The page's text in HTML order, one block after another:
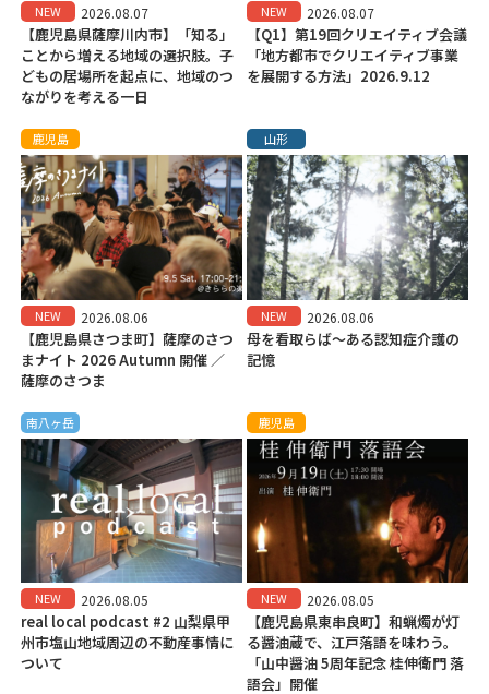
NEW 2026.08.07
【鹿児島県薩摩川内市】「知る」
ことから増える地域の選択肢。子
どもの居場所を起点に、地域のつ
ながりを考える一日
NEW 2026.08.07
【Q1】第19回クリエイティブ会議
「地方都市でクリエイティブ事業
を展開する方法」2026.9.12
鹿児島
NEW 2026.08.06
【鹿児島県さつま町】薩摩のさつ
まナイト 2026 Autumn 開催 ／
薩摩のさつま
山形
NEW 2026.08.06
母を看取らば～ある認知症介護の
記憶
南八ヶ岳
NEW 2026.08.05
real local podcast #2 山梨県甲
州市塩山地域周辺の不動産事情に
ついて
鹿児島
NEW 2026.08.05
【鹿児島県東串良町】和蝋燭が灯
る醤油蔵で、江戸落語を味わう。
「山中醤油 5周年記念 桂伸衛門 落
語会」開催